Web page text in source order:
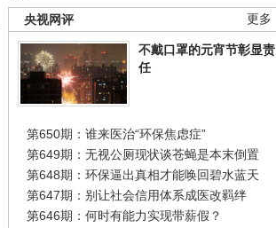
更多
央视网评
不戴口罩的元宵节彰显责
任
第650期：谁来医治“环保焦虑症”
第649期：无视公厕现状谈苍蝇是本末倒置
第648期：环保逼出真相才能唤回碧水蓝天
第647期：别让社会信用体系成医改羁绊
第646期：何时有能力实现带薪假？